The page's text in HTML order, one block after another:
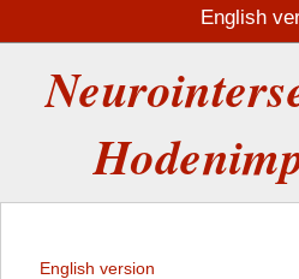
English
English version